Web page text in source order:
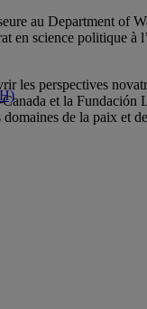
au Department of
en science politique à
les perspectives
et la Fundación
de la paix et